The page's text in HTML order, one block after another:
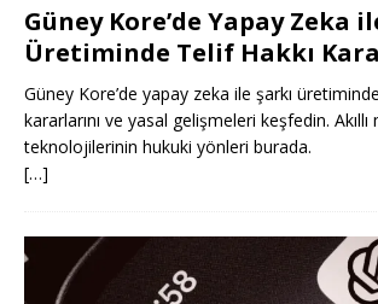
Güney Kore’de Yapay Zeka
Üretiminde Telif Hakkı
Güney Kore’de yapay zeka ile şarkı
kararlarını ve yasal gelişmeleri keşfedin. Akıllı
teknolojilerinin hukuki yönleri burada.
[…]